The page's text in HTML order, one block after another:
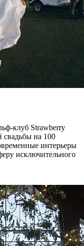
клуб Strawberry
свадьбы на 100
интерьеры
исключительного